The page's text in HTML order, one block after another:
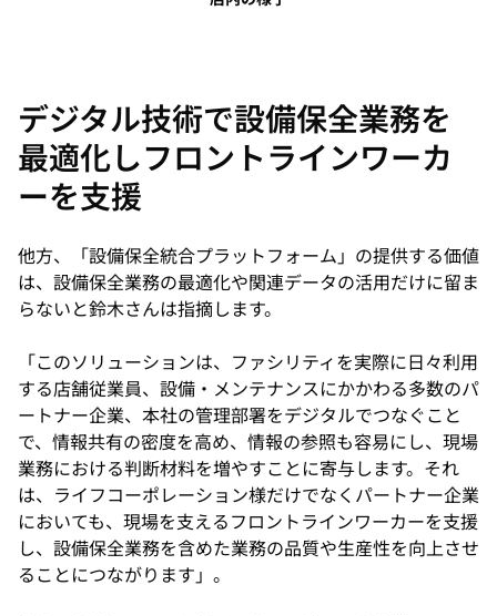
デジタル技術で設備保全業務を
最適化しフロントラインワーカ
ーを支援
他方、「設備保全統合プラットフォーム」の提供する価値
は、設備保全業務の最適化や関連データの活用だけに留ま
らないと鈴木さんは指摘します。
「このソリューションは、ファシリティを実際に日々利用
する店舗従業員、設備・メンテナンスにかかわる多数のパ
ートナー企業、本社の管理部署をデジタルでつなぐこと
で、情報共有の密度を高め、情報の参照も容易にし、現場
業務における判断材料を増やすことに寄与します。それ
は、ライフコーポレーション様だけでなくパートナー企業
においても、現場を支えるフロントラインワーカーを支援
し、設備保全業務を含めた業務の品質や生産性を向上させ
ることにつながります」。